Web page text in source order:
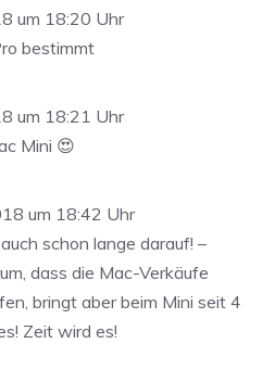
um 18:20 Uhr
bestimmt
um 18:21 Uhr
Mini 😍
um 18:42 Uhr
schon lange darauf! –
dass die Mac-Verkäufe
bringt aber beim Mini seit 4
Zeit wird es!